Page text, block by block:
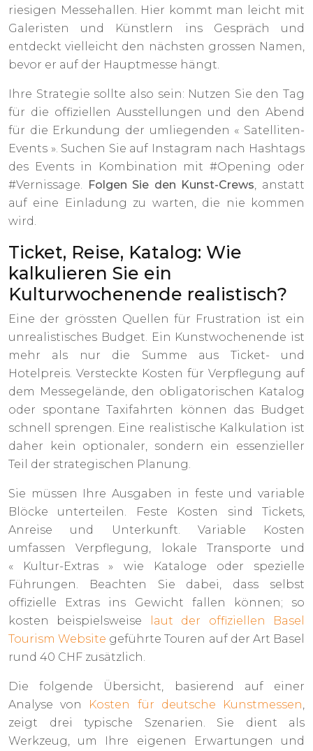
riesigen Messehallen. Hier kommt man leicht mit
Galeristen und Künstlern ins Gespräch und
entdeckt vielleicht den nächsten grossen Namen,
bevor er auf der Hauptmesse hängt.
Ihre Strategie sollte also sein: Nutzen Sie den Tag
für die offiziellen Ausstellungen und den Abend
für die Erkundung der umliegenden « Satelliten-
Events ». Suchen Sie auf Instagram nach Hashtags
des Events in Kombination mit #Opening oder
#Vernissage.
Folgen Sie den Kunst-Crews, anstatt
auf eine Einladung zu warten, die nie kommen
wird.
Ticket, Reise, Katalog: Wie
kalkulieren Sie ein
Kulturwochenende realistisch?
Eine der grössten Quellen für Frustration ist ein
unrealistisches Budget. Ein Kunstwochenende ist
mehr als nur die Summe aus Ticket- und
Hotelpreis. Versteckte Kosten für Verpflegung auf
dem Messegelände, den obligatorischen Katalog
oder spontane Taxifahrten können das Budget
schnell sprengen. Eine realistische Kalkulation ist
daher kein optionaler, sondern ein essenzieller
Teil der strategischen Planung.
Sie müssen Ihre Ausgaben in feste und variable
Blöcke unterteilen. Feste Kosten sind Tickets,
Anreise und Unterkunft. Variable Kosten
umfassen Verpflegung, lokale Transporte und
« Kultur-Extras » wie Kataloge oder spezielle
Führungen. Beachten Sie dabei, dass selbst
offizielle Extras ins Gewicht fallen können; so
kosten beispielsweise
laut der offiziellen Basel
Tourism Website geführte Touren auf der Art Basel
rund 40 CHF zusätzlich.
Die folgende Übersicht, basierend auf einer
Analyse von Kosten für deutsche Kunstmessen,
zeigt drei typische Szenarien. Sie dient als
Werkzeug, um Ihre eigenen Erwartungen und